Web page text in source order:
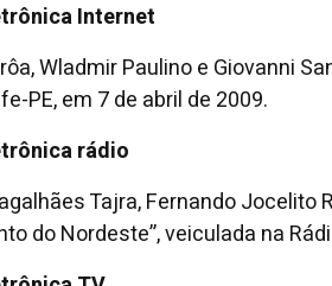
Internet
Wladmir Paulino e Giovanni
PE, em 7 de abril de 2009.
rádio
Tajra, Fernando Jocelito
do Nordeste”, veiculada na